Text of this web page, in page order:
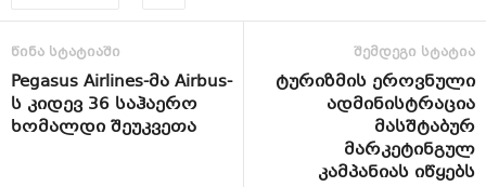
წინა სტატიაში
Pegasus Airlines-მა Airbus-
ს კიდევ 36 საჰაერო
ხომალდი შეუკვეთა
შემდეგი სტატია
ტურიზმის ეროვნული
ადმინისტრაცია
მასშტაბურ
მარკეტინგულ
კამპანიას იწყებს